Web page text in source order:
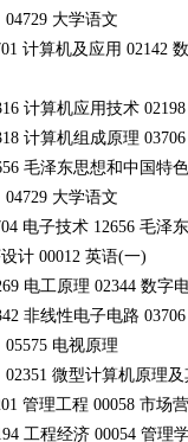
大学语文
计算机及应用 02142
计算机应用技术
计算机组成原理
毛泽东思想和中国特
大学语文
电子技术 12656 毛泽
计 00012 英语(一)
电工原理 02344 数字
非线性电子电路
电视原理
微型计算机原理及
管理工程 00058 市场
工程经济 00054 管理